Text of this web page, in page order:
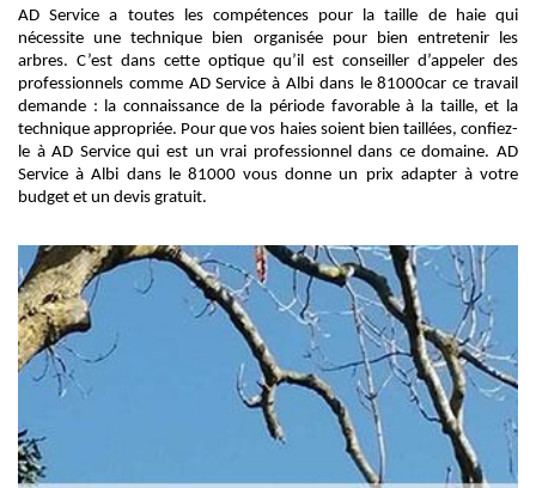
AD Service a toutes les compétences pour la taille de haie qui
nécessite une technique bien organisée pour bien entretenir les
arbres. C’est dans cette optique qu’il est conseiller d’appeler des
professionnels comme AD Service à Albi dans le 81000car ce travail
demande : la connaissance de la période favorable à la taille, et la
technique appropriée. Pour que vos haies soient bien taillées, confiez-
le à AD Service qui est un vrai professionnel dans ce domaine. AD
Service à Albi dans le 81000 vous donne un prix adapter à votre
budget et un devis gratuit.